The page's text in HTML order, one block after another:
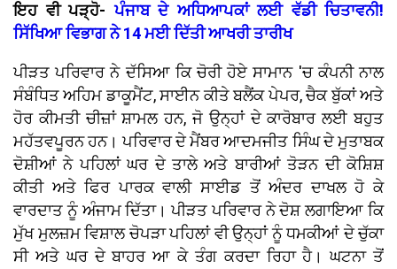
ਇਹ ਵੀ ਪੜ੍ਹੋ-ਪੰਜਾਬ ਦੇ ਅਧਿਆਪਕਾਂ ਲਈ ਵੱਡੀ ਚਿਤਾਵਨੀ!
ਸਿੱਖਿਆ ਵਿਭਾਗ ਨੇ 14 ਮਈ ਦਿੱਤੀ ਆਖਰੀ ਤਾਰੀਖ
ਪੀੜਤ ਪਰਿਵਾਰ ਨੇ ਦੱਸਿਆ ਕਿ ਚੋਰੀ ਹੋਏ ਸਾਮਾਨ 'ਚ ਕੰਪਨੀ ਨਾਲ
ਸੰਬੰਧਿਤ ਅਹਿਮ ਡਾਕੂਮੈਂਟ, ਸਾਈਨ ਕੀਤੇ ਬਲੈਂਕ ਪੇਪਰ, ਚੈਕ ਬੁੱਕਾਂ ਅਤੇ
ਹੋਰ ਕੀਮਤੀ ਚੀਜ਼ਾਂ ਸ਼ਾਮਲ ਹਨ, ਜੋ ਉਨ੍ਹਾਂ ਦੇ ਕਾਰੋਬਾਰ ਲਈ ਬਹੁਤ
ਮਹੱਤਵਪੂਰਨ ਹਨ। ਪਰਿਵਾਰ ਦੇ ਮੈਂਬਰ ਆਦਮਜੀਤ ਸਿੰਘ ਦੇ ਮੁਤਾਬਕ
ਦੋਸ਼ੀਆਂ ਨੇ ਪਹਿਲਾਂ ਘਰ ਦੇ ਤਾਲੇ ਅਤੇ ਬਾਰੀਆਂ ਤੋੜਨ ਦੀ ਕੋਸ਼ਿਸ਼
ਕੀਤੀ ਅਤੇ ਫਿਰ ਪਾਰਕ ਵਾਲੀ ਸਾਈਡ ਤੋਂ ਅੰਦਰ ਦਾਖਲ ਹੋ ਕੇ
ਵਾਰਦਾਤ ਨੂੰ ਅੰਜਾਮ ਦਿੱਤਾ। ਪੀੜਤ ਪਰਿਵਾਰ ਨੇ ਦੋਸ਼ ਲਗਾਇਆ ਕਿ
ਮੁੱਖ ਮੁਲਜ਼ਮ ਵਿਸ਼ਾਲ ਚੋਪੜਾ ਪਹਿਲਾਂ ਵੀ ਉਨ੍ਹਾਂ ਨੂੰ ਧਮਕੀਆਂ ਦੇ ਚੁੱਕਾ
ਸੀ ਅਤੇ ਘਰ ਦੇ ਬਾਹਰ ਆ ਕੇ ਤੰਗ ਕਰਦਾ ਰਿਹਾ ਹੈ। ਘਟਨਾ ਤੋਂ